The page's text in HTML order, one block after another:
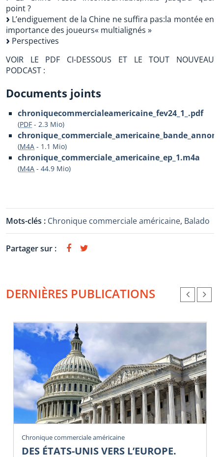
point ?
L’endiguement de la Chine ne suffira pas:la montée en
importance des joueurs« multialignés »
Perspectives
VOIR LE PDF CI-DESSOUS ET LE TOUT NOUVEAU
PODCAST :
Documents joints
chroniquecommercialeamericaine_fev24_1_.pdf
(PDF - 2.3 Mio)
(M4A - 1.1 Mio)
chronique_commerciale_americaine_ep_1.m4a
(M4A - 44.9 Mio)
Mots-clés : Chronique commerciale américaine, Balado
Partager sur :
DERNIÈRES PUBLICATIONS
Chronique commerciale américaine
DES ÉTATS-UNIS VERS L’EUROPE.